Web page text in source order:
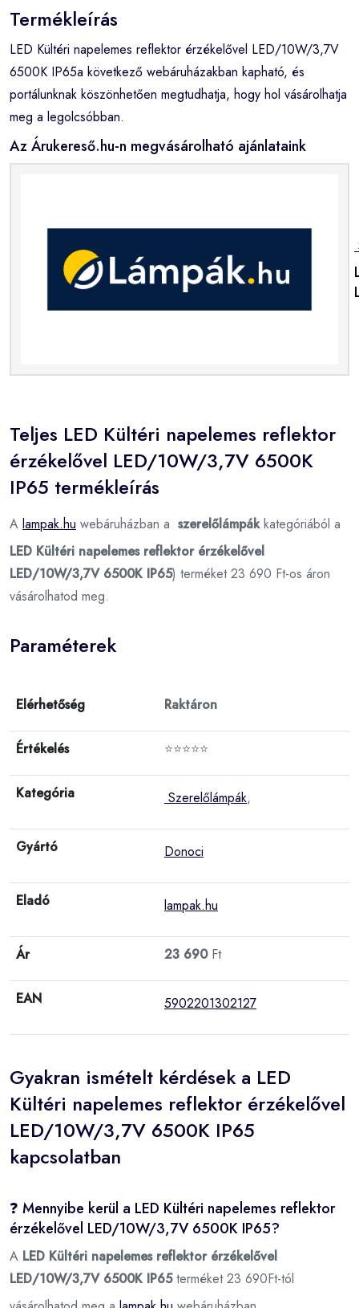
Termékleírás
LED Kültéri napelemes reflektor érzékelővel LED/10W/3,7V
6500K IP65a következő webáruházakban kapható, és
portálunknak köszönhetően megtudhatja, hogy hol vásárolhatja
meg a legolcsóbban.
Az Árukereső.hu-n megvásárolható ajánlataink
Teljes LED Kültéri napelemes reflektor
érzékelővel LED/10W/3,7V 6500K
IP65 termékleírás
A lampak.hu webáruházban a szerelőlámpákkategóriából a
LED Kültéri napelemes reflektor érzékelővel
LED/10W/3,7V 6500K IP65) terméket 23 690 Ft-os áron
vásárolhatod meg.
Paraméterek
Elérhetőség Raktáron
Értékelés ⭐⭐⭐⭐⭐
Kategória Szerelőlámpák,
Gyártó Donoci
Eladó lampak.hu
Ár 23 690Ft
EAN 5902201302127
Gyakran ismételt kérdések a LED
Kültéri napelemes reflektor érzékelővel
LED/10W/3,7V 6500K IP65
kapcsolatban
❓ Mennyibe kerül a LED Kültéri napelemes reflektor
érzékelővel LED/10W/3,7V 6500K IP65?
A LED Kültéri napelemes reflektor érzékelővel
LED/10W/3,7V 6500K IP65terméket 23 690Ft-tól